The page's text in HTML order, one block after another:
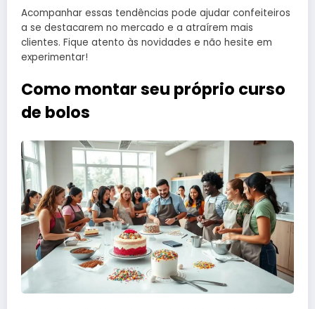
Acompanhar essas tendências pode ajudar confeiteiros
a se destacarem no mercado e a atraírem mais
clientes. Fique atento às novidades e não hesite em
experimentar!
Como montar seu próprio curso
de bolos